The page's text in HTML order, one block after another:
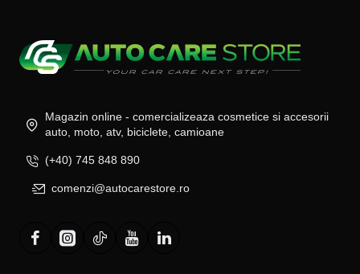
Magazin online - comercializeaza cosmetice si accesorii
auto, moto, atv, biciclete, camioane
(+40) 745 848 890
comenzi@autocarestore.ro